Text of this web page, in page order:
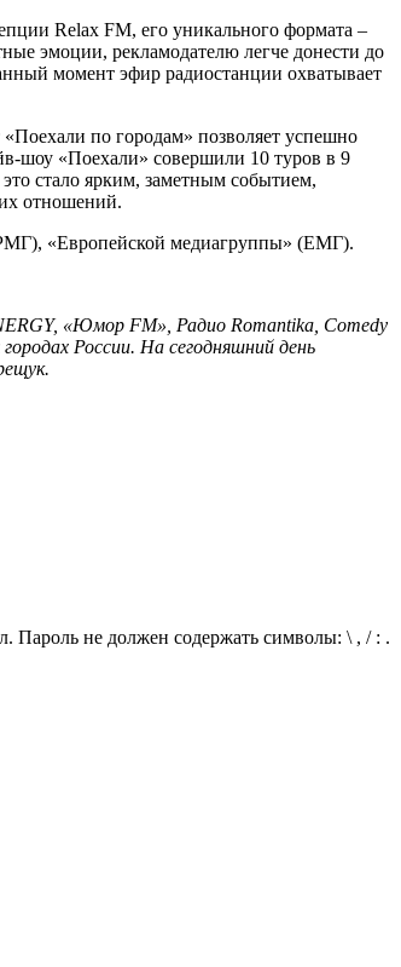
Relax FM, его уникального формата –
эмоции, рекламодателю легче донести до
момент эфир радиостанции охватывает
по городам» позволяет успешно
шоу «Поехали» совершили 10 туров в 9
стало ярким, заметным событием,
отношений.
«Европейской медиагруппы» (ЕМГ).
«Юмор FM», Радио Romantika, Comedy
России. На сегодняшний день
Пароль не должен содержать символы: \ , / : .